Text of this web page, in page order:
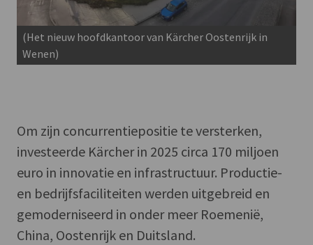
(Het nieuw hoofdkantoor van Kärcher Oostenrijk in
Wenen)
Om zijn concurrentiepositie te versterken,
investeerde Kärcher in 2025 circa 170 miljoen
euro in innovatie en infrastructuur. Productie-
en bedrijfsfaciliteiten werden uitgebreid en
gemoderniseerd in onder meer Roemenië,
China, Oostenrijk en Duitsland.